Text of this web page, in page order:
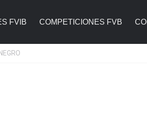
FVIB COMPETICIONES FVB